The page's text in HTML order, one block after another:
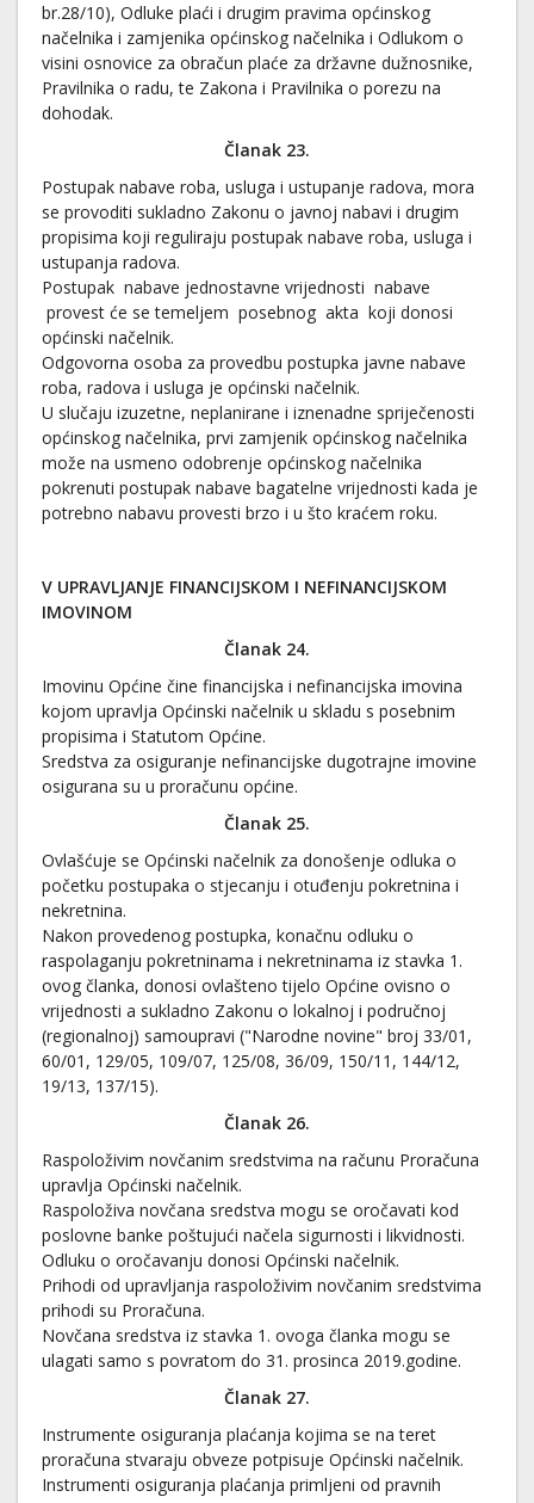
br.28/10), Odluke plaći i drugim pravima općinskog
načelnika i zamjenika općinskog načelnika i Odlukom o
visini osnovice za obračun plaće za državne dužnosnike,
Pravilnika o radu, te Zakona i Pravilnika o porezu na
dohodak.
Članak 23.
Postupak nabave roba, usluga i ustupanje radova, mora
se provoditi sukladno Zakonu o javnoj nabavi i drugim
propisima koji reguliraju postupak nabave roba, usluga i
ustupanja radova.
Postupak nabave jednostavne vrijednosti nabave
provest će se temeljem posebnog akta koji donosi
općinski načelnik.
Odgovorna osoba za provedbu postupka javne nabave
roba, radova i usluga je općinski načelnik.
U slučaju izuzetne, neplanirane i iznenadne spriječenosti
općinskog načelnika, prvi zamjenik općinskog načelnika
može na usmeno odobrenje općinskog načelnika
pokrenuti postupak nabave bagatelne vrijednosti kada je
potrebno nabavu provesti brzo i u što kraćem roku.
V UPRAVLJANJE FINANCIJSKOM I NEFINANCIJSKOM
IMOVINOM
Članak 24.
Imovinu Općine čine financijska i nefinancijska imovina
kojom upravlja Općinski načelnik u skladu s posebnim
propisima i Statutom Općine.
Sredstva za osiguranje nefinancijske dugotrajne imovine
osigurana su u proračunu općine.
Članak 25.
Ovlašćuje se Općinski načelnik za donošenje odluka o
početku postupaka o stjecanju i otuđenju pokretnina i
nekretnina.
Nakon provedenog postupka, konačnu odluku o
raspolaganju pokretninama i nekretninama iz stavka 1.
ovog članka, donosi ovlašteno tijelo Općine ovisno o
vrijednosti a sukladno Zakonu o lokalnoj i područnoj
(regionalnoj) samoupravi ("Narodne novine" broj 33/01,
60/01, 129/05, 109/07, 125/08, 36/09, 150/11, 144/12,
19/13, 137/15).
Članak 26.
Raspoloživim novčanim sredstvima na računu Proračuna
upravlja Općinski načelnik.
Raspoloživa novčana sredstva mogu se oročavati kod
poslovne banke poštujući načela sigurnosti i likvidnosti.
Odluku o oročavanju donosi Općinski načelnik.
Prihodi od upravljanja raspoloživim novčanim sredstvima
prihodi su Proračuna.
Novčana sredstva iz stavka 1. ovoga članka mogu se
ulagati samo s povratom do 31. prosinca 2019.godine.
Članak 27.
Instrumente osiguranja plaćanja kojima se na teret
proračuna stvaraju obveze potpisuje Općinski načelnik.
Instrumenti osiguranja plaćanja primljeni od pravnih